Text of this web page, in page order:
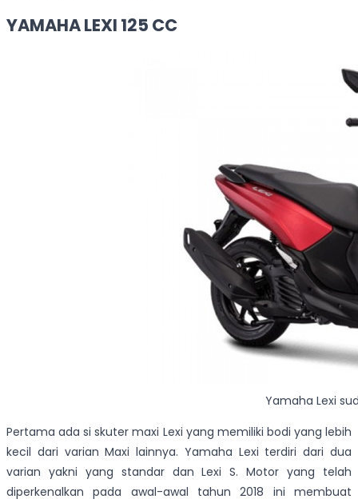
YAMAHA LEXI 125 CC
Yamaha Lexi
Pertama ada si skuter maxi Lexi yang memiliki bodi yang lebih
kecil dari varian Maxi lainnya. Yamaha Lexi terdiri dari dua
varian yakni yang standar dan Lexi S. Motor yang telah
diperkenalkan pada awal-awal tahun 2018 ini membuat